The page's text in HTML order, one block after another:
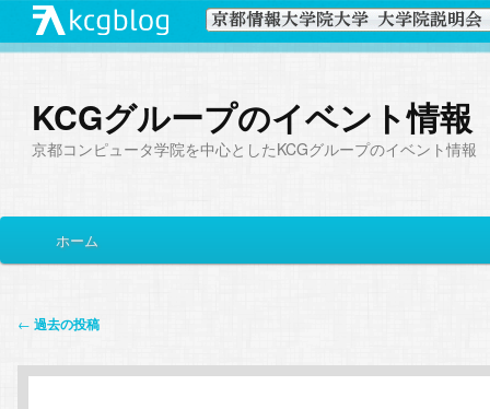
KCGグループのイベント情報
京都コンピュータ学院を中心としたKCGグループのイベント情報
イ
メ
サ
ホーム
投
ナ
← 過去の投稿